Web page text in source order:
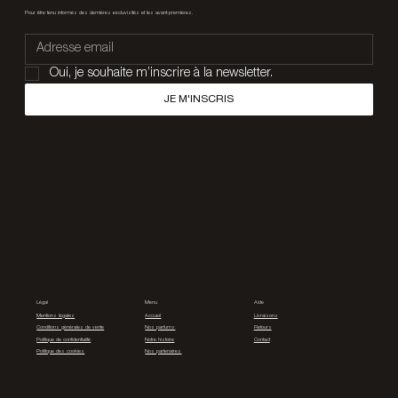
Pour être tenu informés des dernières excluvisités et les avant-premières.
Oui, je souhaite m’inscrire à la newsletter.
JE M'INSCRIS
Légal
Mentions légales
Conditions générales de vente
Politique de confidentialité
Politique des cookies
Menu
Accueil
Nos parfums
Notre histoire
Nos partenaires
Aide
Livraisons
Retours
Contact